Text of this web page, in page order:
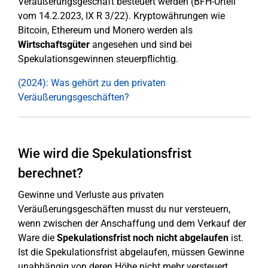
vom 14.2.2023, IX R 3/22). Kryptowährungen wie
Bitcoin, Ethereum und Monero werden als
Wirtschaftsgüter angesehen und sind bei
Spekulationsgewinnen steuerpflichtig.
(2024): Was gehört zu den privaten
Veräußerungsgeschäften?
Wie wird die Spekulationsfrist
berechnet?
Gewinne und Verluste aus privaten
Veräußerungsgeschäften musst du nur versteuern,
wenn zwischen der Anschaffung und dem Verkauf der
Ware die Spekulationsfrist noch nicht abgelaufen ist.
Ist die Spekulationsfrist abgelaufen, müssen Gewinne